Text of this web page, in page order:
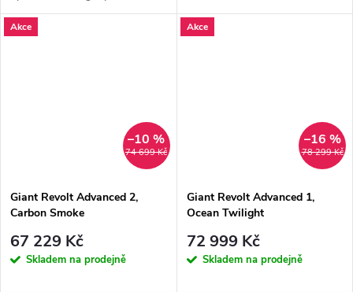
tlakoměrem umístěným v dolní
části pumpy a...
Akce
74 699 Kč
–10 %
Giant Revolt Advanced 2,
Carbon Smoke
67 229 Kč
Skladem na prodejně
Akce
78 299 Kč
–16 %
Giant Revolt Advanced 1,
Ocean Twilight
72 999 Kč
Skladem na prodejně